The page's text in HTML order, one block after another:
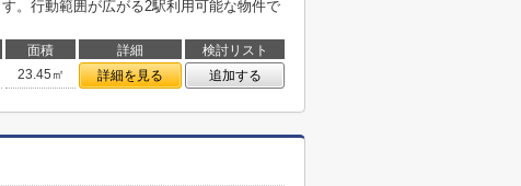
。行動範囲が広がる2駅利用可能な物件で
面積 詳細
検討リスト
23.45㎡ 詳細を見る 追加する